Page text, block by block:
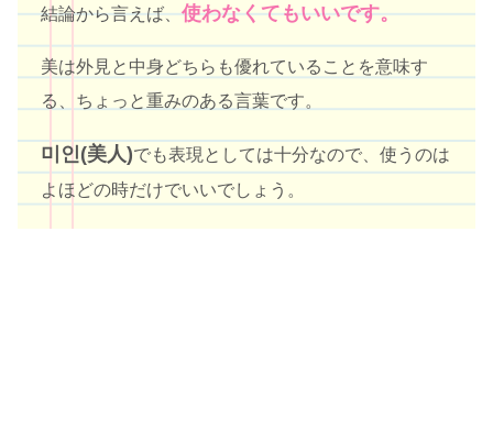
結論から言えば、使わなくてもいいです。
美は外見と中身どちらも優れていることを意味す
る、ちょっと重みのある言葉です。
미인(美人)でも表現としては十分なので、使うのは
よほどの時だけでいいでしょう。